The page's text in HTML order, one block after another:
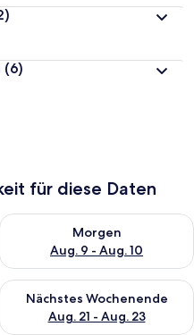
(6)
für diese Daten
Nacht, Aug. 8 - Aug. 9.
Morgen
Aug. 9 - Aug. 10
Überprüfe die Verfügbarkeit
Wochenende, Aug. 14
Nächstes Wochenende
Aug. 21 - Aug. 23
Überprüfe die Verfügbarkeit